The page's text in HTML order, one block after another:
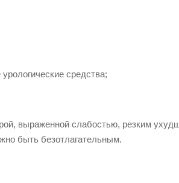
средства;
выраженной слабостью, резким
быть безотлагательным.